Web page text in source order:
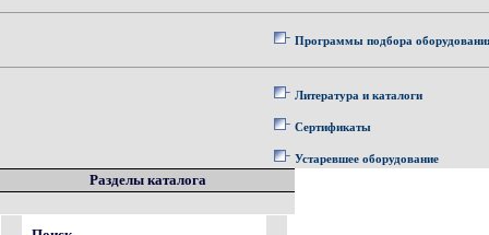
Программы подбора
Литература и каталоги
Сертификаты
Устаревшее оборудование
Разделы каталога